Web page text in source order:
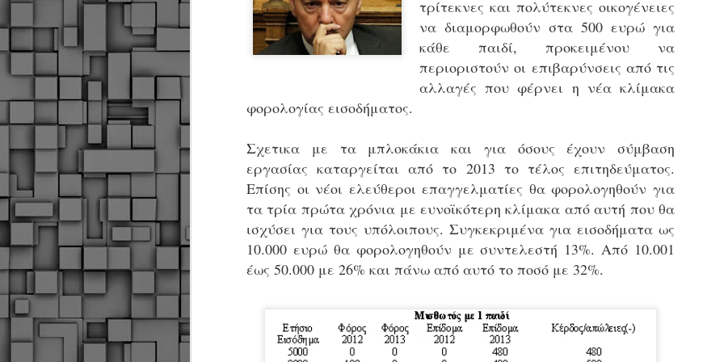
τρίτεκνες και πολύτεκνες οικογένειες
να διαμορφωθούν στα 500 ευρώ για
κάθε παιδί, προκειμένου να
περιοριστούν οι επιβαρύνσεις από τις
αλλαγές που φέρνει η νέα κλίμακα
φορολογίας εισοδήματος.
Σχετικα με τα μπλοκάκια και για όσους έχουν σύμβαση
εργασίας καταργείται από το 2013 το τέλος επιτηδεύματος.
Επίσης οι νέοι ελεύθεροι επαγγελματίες θα φορολογηθούν για
τα τρία πρώτα χρόνια με ευνοϊκότερη κλίμακα από αυτή που θα
ισχύσει για τους υπόλοιπους. Συγκεκριμένα για εισοδήματα ως
10.000 ευρώ θα φορολογηθούν με συντελεστή 13%. Από 10.001
έως 50.000 με 26% και πάνω από αυτό το ποσό με 32%.
εκπαιδευμένους
ήδη ολοκληρώσει την
είναι έτοιμοι να
Στο πλαίσιο της
ολοκαίνουργια
JUN
Δήμος Κοζάνης :
Απολογισμός των
ελέγχων σε ιδιοκτήτες
Δημοτική Αστυνομία
Θεσσαλονίκης: Ένταση